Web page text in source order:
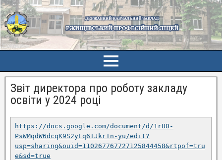
Звіт директора про роботу закладу
освіти у 2024 році
https://docs.google.com/document/d/1rU0-
PsWMqdW6dcqK9S2yLq6IJkrTn-yu/edit?
usp=sharing&ouid=110267767727125844458&rtpof=tru
e&sd=true